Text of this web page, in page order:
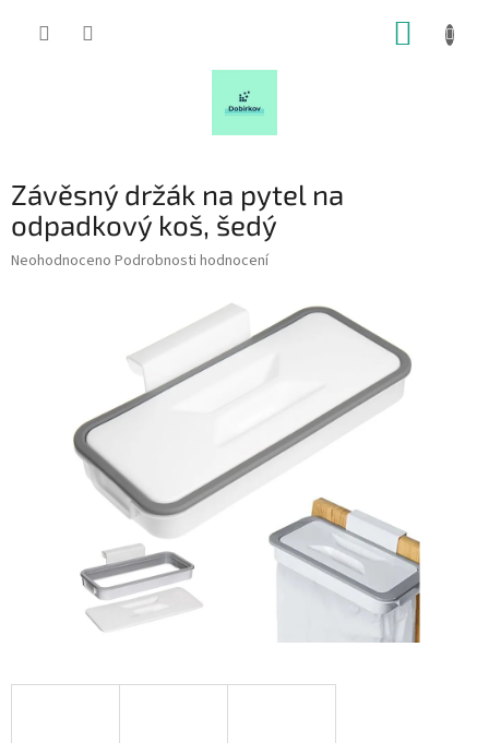
Závěsný držák na pytel na
odpadkový koš, šedý
Průměrné
Neohodnoceno Podrobnosti hodnocení